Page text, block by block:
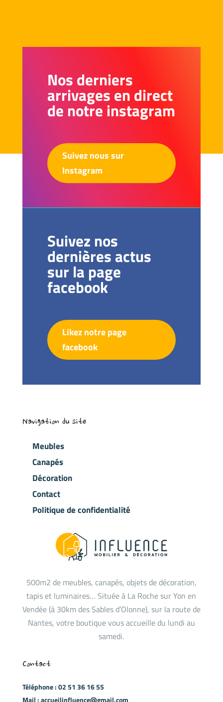
Nos derniers
arrivages en direct
de notre instagram
Suivez nous sur
Instagram
Suivez nos
dernières actus
sur la page
facebook
Likez notre page
facebook
Navigation du site
Meubles
Canapés
Décoration
Contact
Politique de confidentialité
500m2 de meubles, canapés, objets de décoration,
tapis et luminaires… Située à La Roche sur Yon en
Vendée (à 30km des Sables d’Olonne), sur la route de
Nantes, votre boutique vous accueille du lundi au
samedi.
Contact
Téléphone : 02 51 36 16 55